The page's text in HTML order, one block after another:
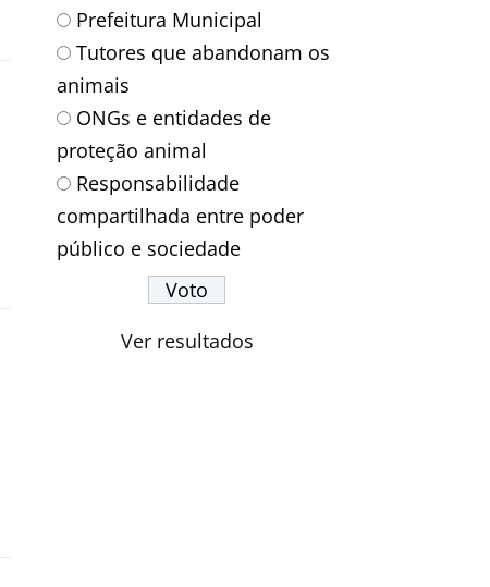
Prefeitura Municipal
Tutores que abandonam os
animais
ONGs e entidades de
proteção animal
Responsabilidade
compartilhada entre poder
público e sociedade
Ver resultados